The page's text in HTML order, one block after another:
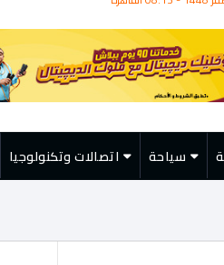
سياحة اتصالات وتكنولوجيا